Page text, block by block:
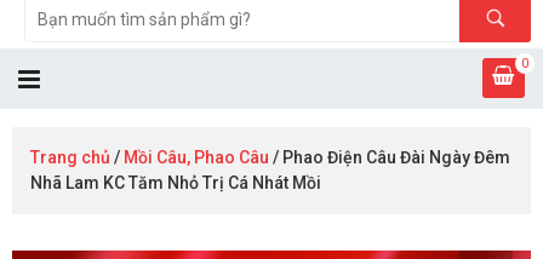
0
Trang chủ / Mồi Câu, Phao Câu / Phao Điện Câu Đài Ngày Đêm
Nhã Lam KC Tăm Nhỏ Trị Cá Nhát Mồi